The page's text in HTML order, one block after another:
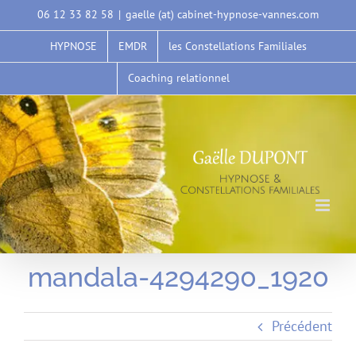
Passer
au
06 12 33 82 58 | gaelle (at) cabinet-hypnose-vannes.com
HYPNOSE EMDR les Constellations Familiales
Coaching relationnel
mandala-4294290_1920
Précédent